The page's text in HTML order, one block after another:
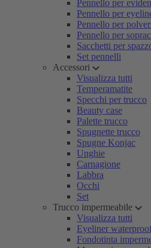
Pennello per
Pennello per
Pennello per
Pennello per
Sacchetti per
Set pennelli
Accessori
Visualizza tutti
Temperamatite
Specchi per trucco
Beauty case
Palette trucco
Spugnette trucco
Spugne Konjac
Unghie
Carnagione
Labbra
Occhi
Set
Trucco impermeabile
Visualizza tutti
Eyeliner
Fondotinta